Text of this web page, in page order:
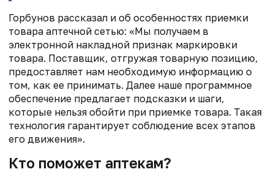
Горбунов рассказал и об особенностях приемки
товара аптечной сетью: «Мы получаем в
электронной накладной признак маркировки
товара. Поставщик, отгружая товарную позицию,
предоставляет нам необходимую информацию о
том, как ее принимать. Далее наше программное
обеспечение предлагает подсказки и шаги,
которые нельзя обойти при приемке товара. Такая
технология гарантирует соблюдение всех этапов
его движения».
Кто поможет аптекам?